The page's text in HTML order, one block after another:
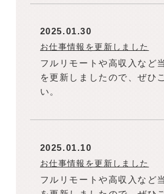
2025.01.30
お仕事情報を更新しました
フルリモートや高収入など
を更新しましたので、ぜひ
い。
2025.01.10
お仕事情報を更新しました
フルリモートや高収入など